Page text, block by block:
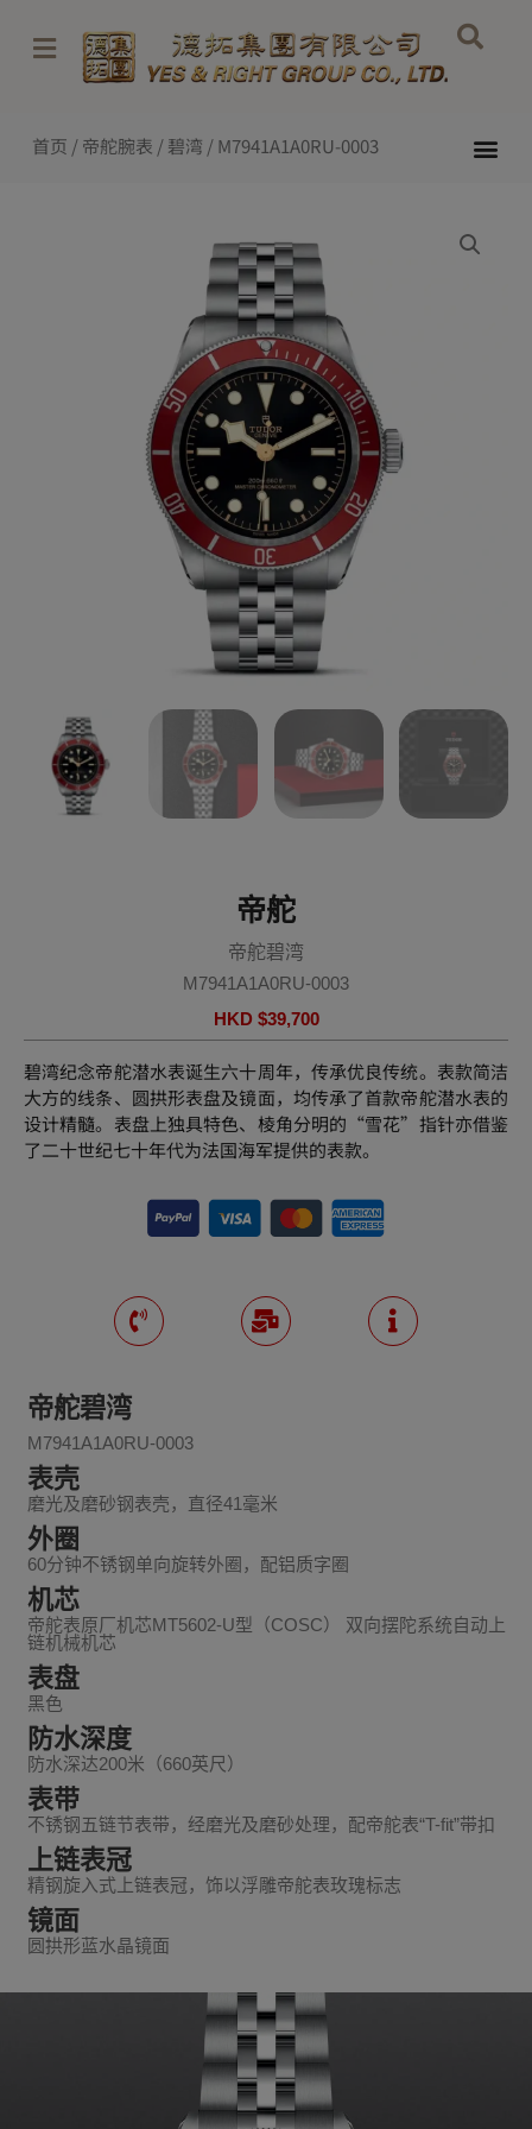
首页 /帝舵腕表 /碧湾 / M7941A1A0RU-0003
帝舵
帝舵碧湾
M7941A1A0RU-0003
HKD $39,700
碧湾纪念帝舵潜水表诞生六十周年，传承优良传统。表款简洁
大方的线条、圆拱形表盘及镜面，均传承了首款帝舵潜水表的
设计精髓。表盘上独具特色、棱角分明的“雪花”指针亦借鉴
了二十世纪七十年代为法国海军提供的表款。
帝舵碧湾
M7941A1A0RU-0003
表壳
磨光及磨砂钢表壳，直径41毫米
外圈
60分钟不锈钢单向旋转外圈，配铝质字圈
机芯
帝舵表原厂机芯MT5602-U型（COSC） 双向摆陀系统自动上
链机械机芯
表盘
黑色
防水深度
防水深达200米（660英尺）
表带
不锈钢五链节表带，经磨光及磨砂处理，配帝舵表“T-fit”带扣
上链表冠
精钢旋入式上链表冠，饰以浮雕帝舵表玫瑰标志
镜面
圆拱形蓝水晶镜面